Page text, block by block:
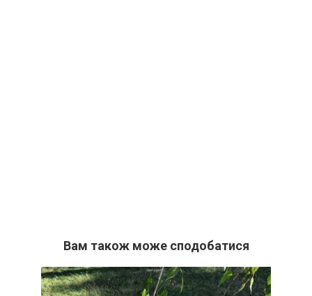
Вам також може сподобатися